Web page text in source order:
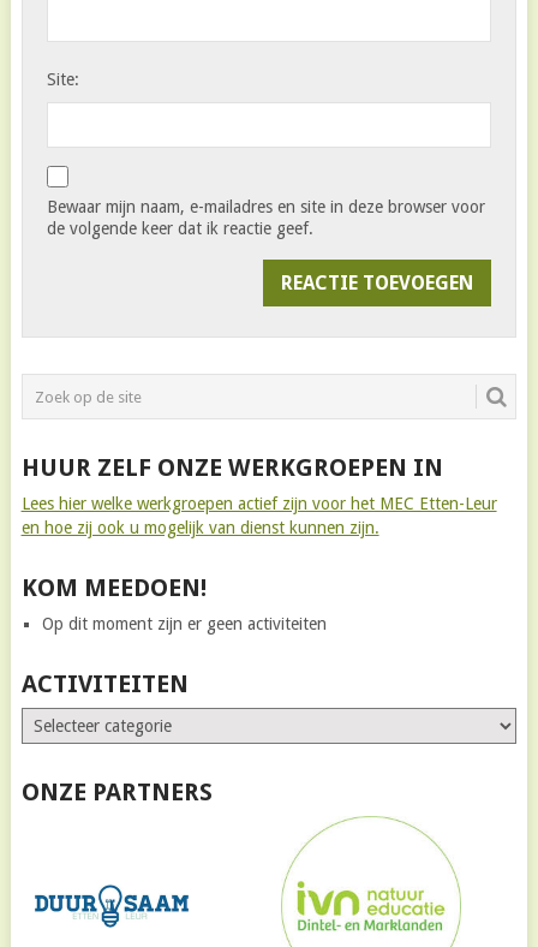
Site:
Bewaar mijn naam, e-mailadres en site in deze browser voor
de volgende keer dat ik reactie geef.
HUUR ZELF ONZE WERKGROEPEN IN
Lees hier welke werkgroepen actief zijn voor het MEC Etten-Leur
en hoe zij ook u mogelijk van dienst kunnen zijn.
KOM MEEDOEN!
Op dit moment zijn er geen activiteiten
ACTIVITEITEN
ONZE PARTNERS